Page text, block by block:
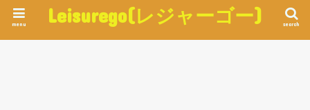
Leisurego(レジャーゴー) search
menu